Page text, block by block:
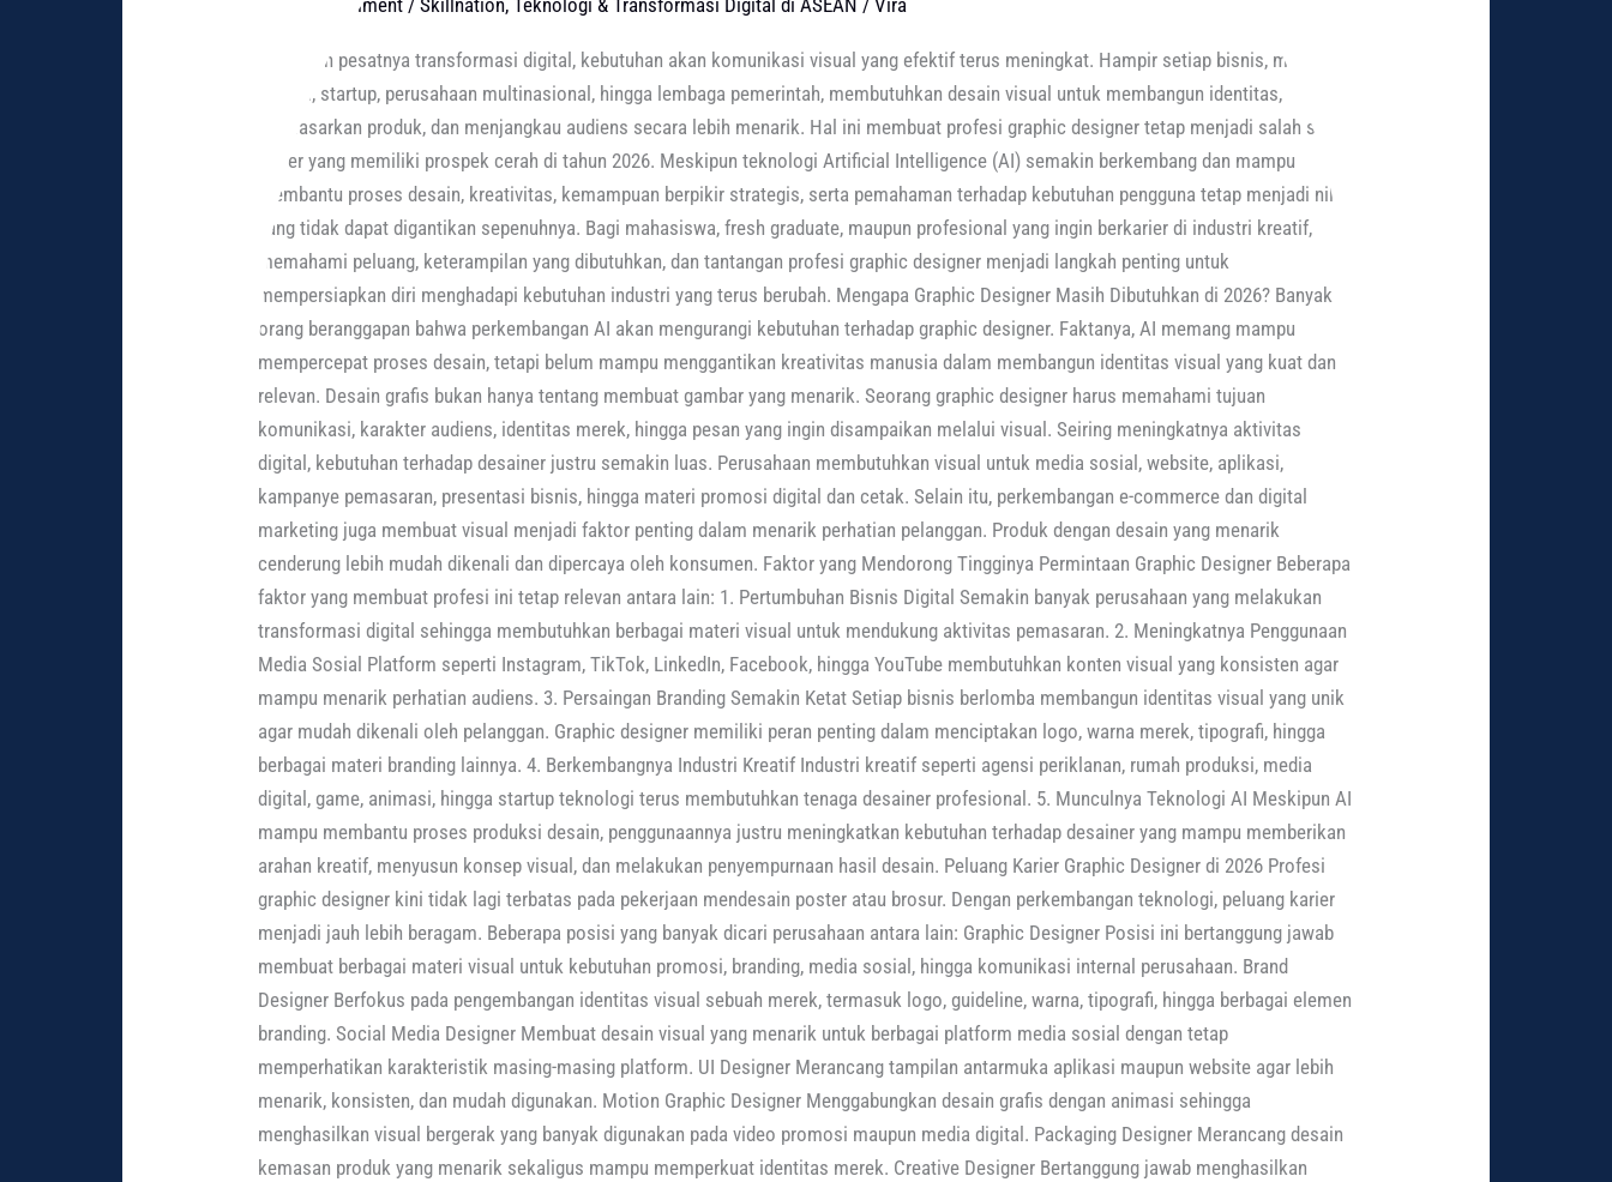
Di tengah pesatnya transformasi digital, kebutuhan akan komunikasi visual yang efektif terus meningkat. Hampir setiap bisnis, mulai dari
UMKM, startup, perusahaan multinasional, hingga lembaga pemerintah, membutuhkan desain visual untuk membangun identitas,
memasarkan produk, dan menjangkau audiens secara lebih menarik. Hal ini membuat profesi graphic designer tetap menjadi salah satu
karier yang memiliki prospek cerah di tahun 2026. Meskipun teknologi Artificial Intelligence (AI) semakin berkembang dan mampu
membantu proses desain, kreativitas, kemampuan berpikir strategis, serta pemahaman terhadap kebutuhan pengguna tetap menjadi nilai
yang tidak dapat digantikan sepenuhnya. Bagi mahasiswa, fresh graduate, maupun profesional yang ingin berkarier di industri kreatif,
memahami peluang, keterampilan yang dibutuhkan, dan tantangan profesi graphic designer menjadi langkah penting untuk
mempersiapkan diri menghadapi kebutuhan industri yang terus berubah. Mengapa Graphic Designer Masih Dibutuhkan di 2026? Banyak
orang beranggapan bahwa perkembangan AI akan mengurangi kebutuhan terhadap graphic designer. Faktanya, AI memang mampu
mempercepat proses desain, tetapi belum mampu menggantikan kreativitas manusia dalam membangun identitas visual yang kuat dan
relevan. Desain grafis bukan hanya tentang membuat gambar yang menarik. Seorang graphic designer harus memahami tujuan
komunikasi, karakter audiens, identitas merek, hingga pesan yang ingin disampaikan melalui visual. Seiring meningkatnya aktivitas
digital, kebutuhan terhadap desainer justru semakin luas. Perusahaan membutuhkan visual untuk media sosial, website, aplikasi,
kampanye pemasaran, presentasi bisnis, hingga materi promosi digital dan cetak. Selain itu, perkembangan e-commerce dan digital
marketing juga membuat visual menjadi faktor penting dalam menarik perhatian pelanggan. Produk dengan desain yang menarik
cenderung lebih mudah dikenali dan dipercaya oleh konsumen. Faktor yang Mendorong Tingginya Permintaan Graphic Designer Beberapa
faktor yang membuat profesi ini tetap relevan antara lain: 1. Pertumbuhan Bisnis Digital Semakin banyak perusahaan yang melakukan
transformasi digital sehingga membutuhkan berbagai materi visual untuk mendukung aktivitas pemasaran. 2. Meningkatnya Penggunaan
Media Sosial Platform seperti Instagram, TikTok, LinkedIn, Facebook, hingga YouTube membutuhkan konten visual yang konsisten agar
mampu menarik perhatian audiens. 3. Persaingan Branding Semakin Ketat Setiap bisnis berlomba membangun identitas visual yang unik
agar mudah dikenali oleh pelanggan. Graphic designer memiliki peran penting dalam menciptakan logo, warna merek, tipografi, hingga
berbagai materi branding lainnya. 4. Berkembangnya Industri Kreatif Industri kreatif seperti agensi periklanan, rumah produksi, media
digital, game, animasi, hingga startup teknologi terus membutuhkan tenaga desainer profesional. 5. Munculnya Teknologi AI Meskipun AI
mampu membantu proses produksi desain, penggunaannya justru meningkatkan kebutuhan terhadap desainer yang mampu memberikan
arahan kreatif, menyusun konsep visual, dan melakukan penyempurnaan hasil desain. Peluang Karier Graphic Designer di 2026 Profesi
graphic designer kini tidak lagi terbatas pada pekerjaan mendesain poster atau brosur. Dengan perkembangan teknologi, peluang karier
menjadi jauh lebih beragam. Beberapa posisi yang banyak dicari perusahaan antara lain: Graphic Designer Posisi ini bertanggung jawab
membuat berbagai materi visual untuk kebutuhan promosi, branding, media sosial, hingga komunikasi internal perusahaan. Brand
Designer Berfokus pada pengembangan identitas visual sebuah merek, termasuk logo, guideline, warna, tipografi, hingga berbagai elemen
branding. Social Media Designer Membuat desain visual yang menarik untuk berbagai platform media sosial dengan tetap
memperhatikan karakteristik masing-masing platform. UI Designer Merancang tampilan antarmuka aplikasi maupun website agar lebih
menarik, konsisten, dan mudah digunakan. Motion Graphic Designer Menggabungkan desain grafis dengan animasi sehingga
menghasilkan visual bergerak yang banyak digunakan pada video promosi maupun media digital. Packaging Designer Merancang desain
kemasan produk yang menarik sekaligus mampu memperkuat identitas merek. Creative Designer Bertanggung jawab menghasilkan
2026:
Peluang,
Skill,
dan
Tantangannya